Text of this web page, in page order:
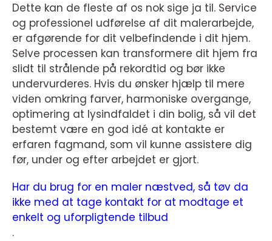
Dette kan de fleste af os nok sige ja til. Service
og professionel udførelse af dit malerarbejde,
er afgørende for dit velbefindende i dit hjem.
Selve processen kan transformere dit hjem fra
slidt til strålende på rekordtid og bør ikke
undervurderes. Hvis du ønsker hjælp til mere
viden omkring farver, harmoniske overgange,
optimering at lysindfaldet i din bolig, så vil det
bestemt være en god idé at kontakte er
erfaren fagmand, som vil kunne assistere dig
før, under og efter arbejdet er gjort.
Har du brug for en maler næstved, så tøv da
ikke med at tage kontakt for at modtage et
enkelt og uforpligtende tilbud
.